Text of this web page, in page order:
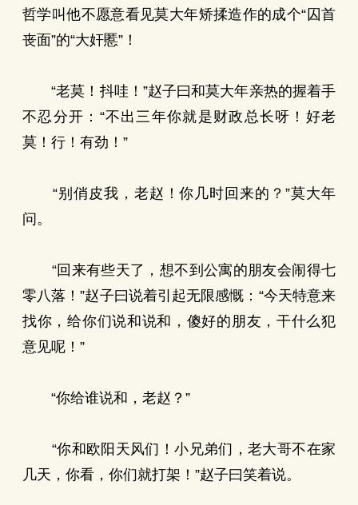
哲学叫他不愿意看见莫大年矫揉造作的成个“囚首
丧面”的“大奸慝”！
“老莫！抖哇！”赵子曰和莫大年亲热的握着手
不忍分开：“不出三年你就是财政总长呀！好老
莫！行！有劲！”
“别俏皮我，老赵！你几时回来的？”莫大年
问。
“回来有些天了，想不到公寓的朋友会闹得七
零八落！”赵子曰说着引起无限感慨：“今天特意来
找你，给你们说和说和，傻好的朋友，干什么犯
意见呢！”
“你给谁说和，老赵？”
“你和欧阳天风们！小兄弟们，老大哥不在家
几天，你看，你们就打架！”赵子曰笑着说。